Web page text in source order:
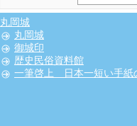
丸岡城
丸岡城
御城印
歴史民俗資料館
一筆啓上 日本一短い手紙